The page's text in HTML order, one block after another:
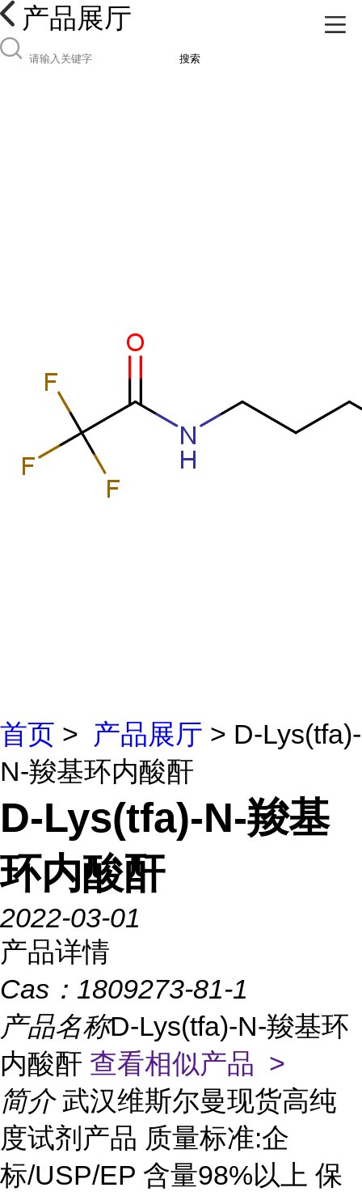
产品展厅
搜索
首页 > 产品展厅 > D-Lys(tfa)-
N-羧基环内酸酐
D-Lys(tfa)-N-羧基
环内酸酐
2022-03-01
产品详情
Cas： 1809273-81-1
产品名称D-Lys(tfa)-N-羧基环
内酸酐 查看相似产品 >
简介 武汉维斯尔曼现货高纯
度试剂产品 质量标准:企
标/USP/EP 含量98%以上 保